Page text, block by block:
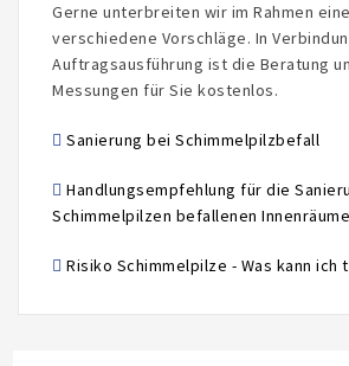
Gerne unterbreiten wir im Rahmen
verschiedene Vorschläge. In
Auftragsausführung ist die Beratung
Messungen für Sie kostenlos.
Sanierung bei Schimmelpilzbefall
Handlungsempfehlung für die
Schimmelpilzen befallenen
Risiko Schimmelpilze - Was kann ich